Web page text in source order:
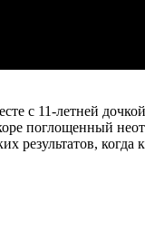
с 11-летней
поглощенный
когда